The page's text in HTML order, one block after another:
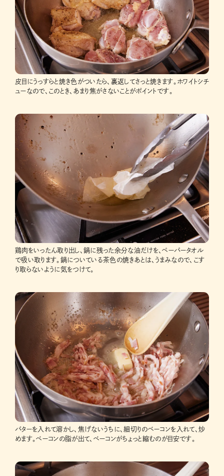
皮目にうっすらと焼き色がついたら、裏返してさっと焼きます。ホワイトシチ
ューなので、このとき、あまり焦がさないことがポイントです。
鶏肉をいったん取り出し、鍋に残った余分な油だけを、ペーパータオル
で吸い取ります。鍋についている茶色の焼きあとは、うまみなので、こす
り取らないように気をつけて。
バターを入れて溶かし、焦げないうちに、細切りのベーコンを入れて、炒
めます。ベーコンの脂が出て、ベーコンがちょっと縮むのが目安です。